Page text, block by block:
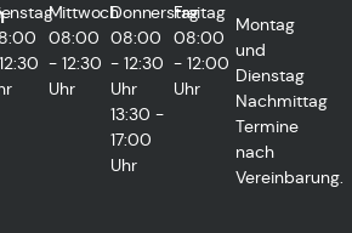
Mittwoch
08:00
- 12:30
Uhr
Donnerstag
08:00
- 12:30
Uhr
13:30 -
17:00
Uhr
Freitag
08:00
- 12:00
Uhr
Montag
und
Dienstag
Nachmittag
Termine
nach
Vereinbarung.